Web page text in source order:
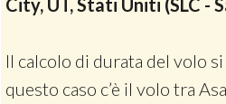
City, UT, Stati Uniti (SLC -
Il calcolo di durata del volo
questo caso c’è il volo tra